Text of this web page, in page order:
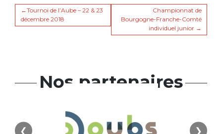
Navigation
Tournoi de l’Aube – 22 & 23
décembre 2018
Championnat de
Bourgogne-Franche-Comté
individuel junior
Nos partenaires
❮ ❯